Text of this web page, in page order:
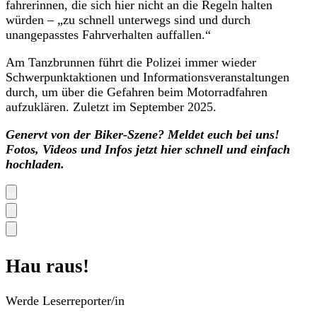
fahrerinnen, die sich hier nicht an die Regeln halten
würden – „zu schnell unterwegs sind und durch
unangepasstes Fahrverhalten auffallen.“
Am Tanzbrunnen führt die Polizei immer wieder
Schwerpunktaktionen und Informationsveranstaltungen
durch, um über die Gefahren beim Motorradfahren
aufzuklären. Zuletzt im September 2025.
Genervt von der Biker-Szene? Meldet euch bei uns!
Fotos, Videos und Infos jetzt hier schnell und einfach
hochladen.
Hau raus!
Werde Leserreporter/in